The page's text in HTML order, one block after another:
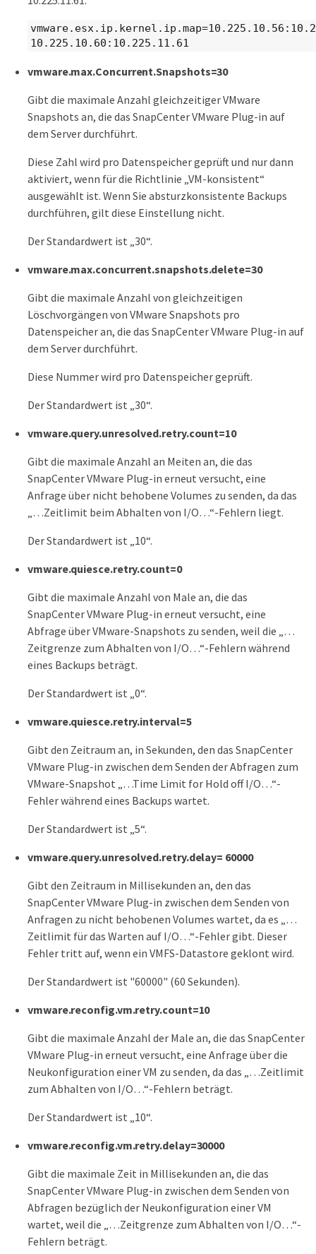
10.225.10.60:10.225.11.61
vmware.max.Concurrent.Snapshots=30
Gibt die maximale Anzahl gleichzeitiger VMware
Snapshots an, die das SnapCenter VMware Plug-in auf
dem Server durchführt.
Diese Zahl wird pro Datenspeicher geprüft und nur dann
aktiviert, wenn für die Richtlinie „VM-konsistent“
ausgewählt ist. Wenn Sie absturzkonsistente Backups
durchführen, gilt diese Einstellung nicht.
Der Standardwert ist „30“.
vmware.max.concurrent.snapshots.delete=30
Gibt die maximale Anzahl von gleichzeitigen
Löschvorgängen von VMware Snapshots pro
Datenspeicher an, die das SnapCenter VMware Plug-in auf
dem Server durchführt.
Diese Nummer wird pro Datenspeicher geprüft.
Der Standardwert ist „30“.
vmware.query.unresolved.retry.count=10
Gibt die maximale Anzahl an Meiten an, die das
SnapCenter VMware Plug-in erneut versucht, eine
Anfrage über nicht behobene Volumes zu senden, da das
„…​Zeitlimit beim Abhalten von I/O…​“-Fehlern liegt.
Der Standardwert ist „10“.
vmware.quiesce.retry.count=0
Gibt die maximale Anzahl von Male an, die das
SnapCenter VMware Plug-in erneut versucht, eine
Abfrage über VMware-Snapshots zu senden, weil die „…​
Zeitgrenze zum Abhalten von I/O…​“-Fehlern während
eines Backups beträgt.
Der Standardwert ist „0“.
vmware.quiesce.retry.interval=5
Gibt den Zeitraum an, in Sekunden, den das SnapCenter
VMware Plug-in zwischen dem Senden der Abfragen zum
VMware-Snapshot „…​Time Limit for Hold off I/O…​“-
Fehler während eines Backups wartet.
Der Standardwert ist „5“.
vmware.query.unresolved.retry.delay= 60000
Gibt den Zeitraum in Millisekunden an, den das
SnapCenter VMware Plug-in zwischen dem Senden von
Anfragen zu nicht behobenen Volumes wartet, da es „…​
Zeitlimit für das Warten auf I/O…​“-Fehler gibt. Dieser
Fehler tritt auf, wenn ein VMFS-Datastore geklont wird.
Der Standardwert ist "60000" (60 Sekunden).
vmware.reconfig.vm.retry.count=10
Gibt die maximale Anzahl der Male an, die das SnapCenter
VMware Plug-in erneut versucht, eine Anfrage über die
Neukonfiguration einer VM zu senden, da das „…​Zeitlimit
zum Abhalten von I/O…​“-Fehlern beträgt.
Der Standardwert ist „10“.
vmware.reconfig.vm.retry.delay=30000
Gibt die maximale Zeit in Millisekunden an, die das
SnapCenter VMware Plug-in zwischen dem Senden von
Abfragen bezüglich der Neukonfiguration einer VM
wartet, weil die „…​Zeitgrenze zum Abhalten von I/O…​“-
Fehlern beträgt.